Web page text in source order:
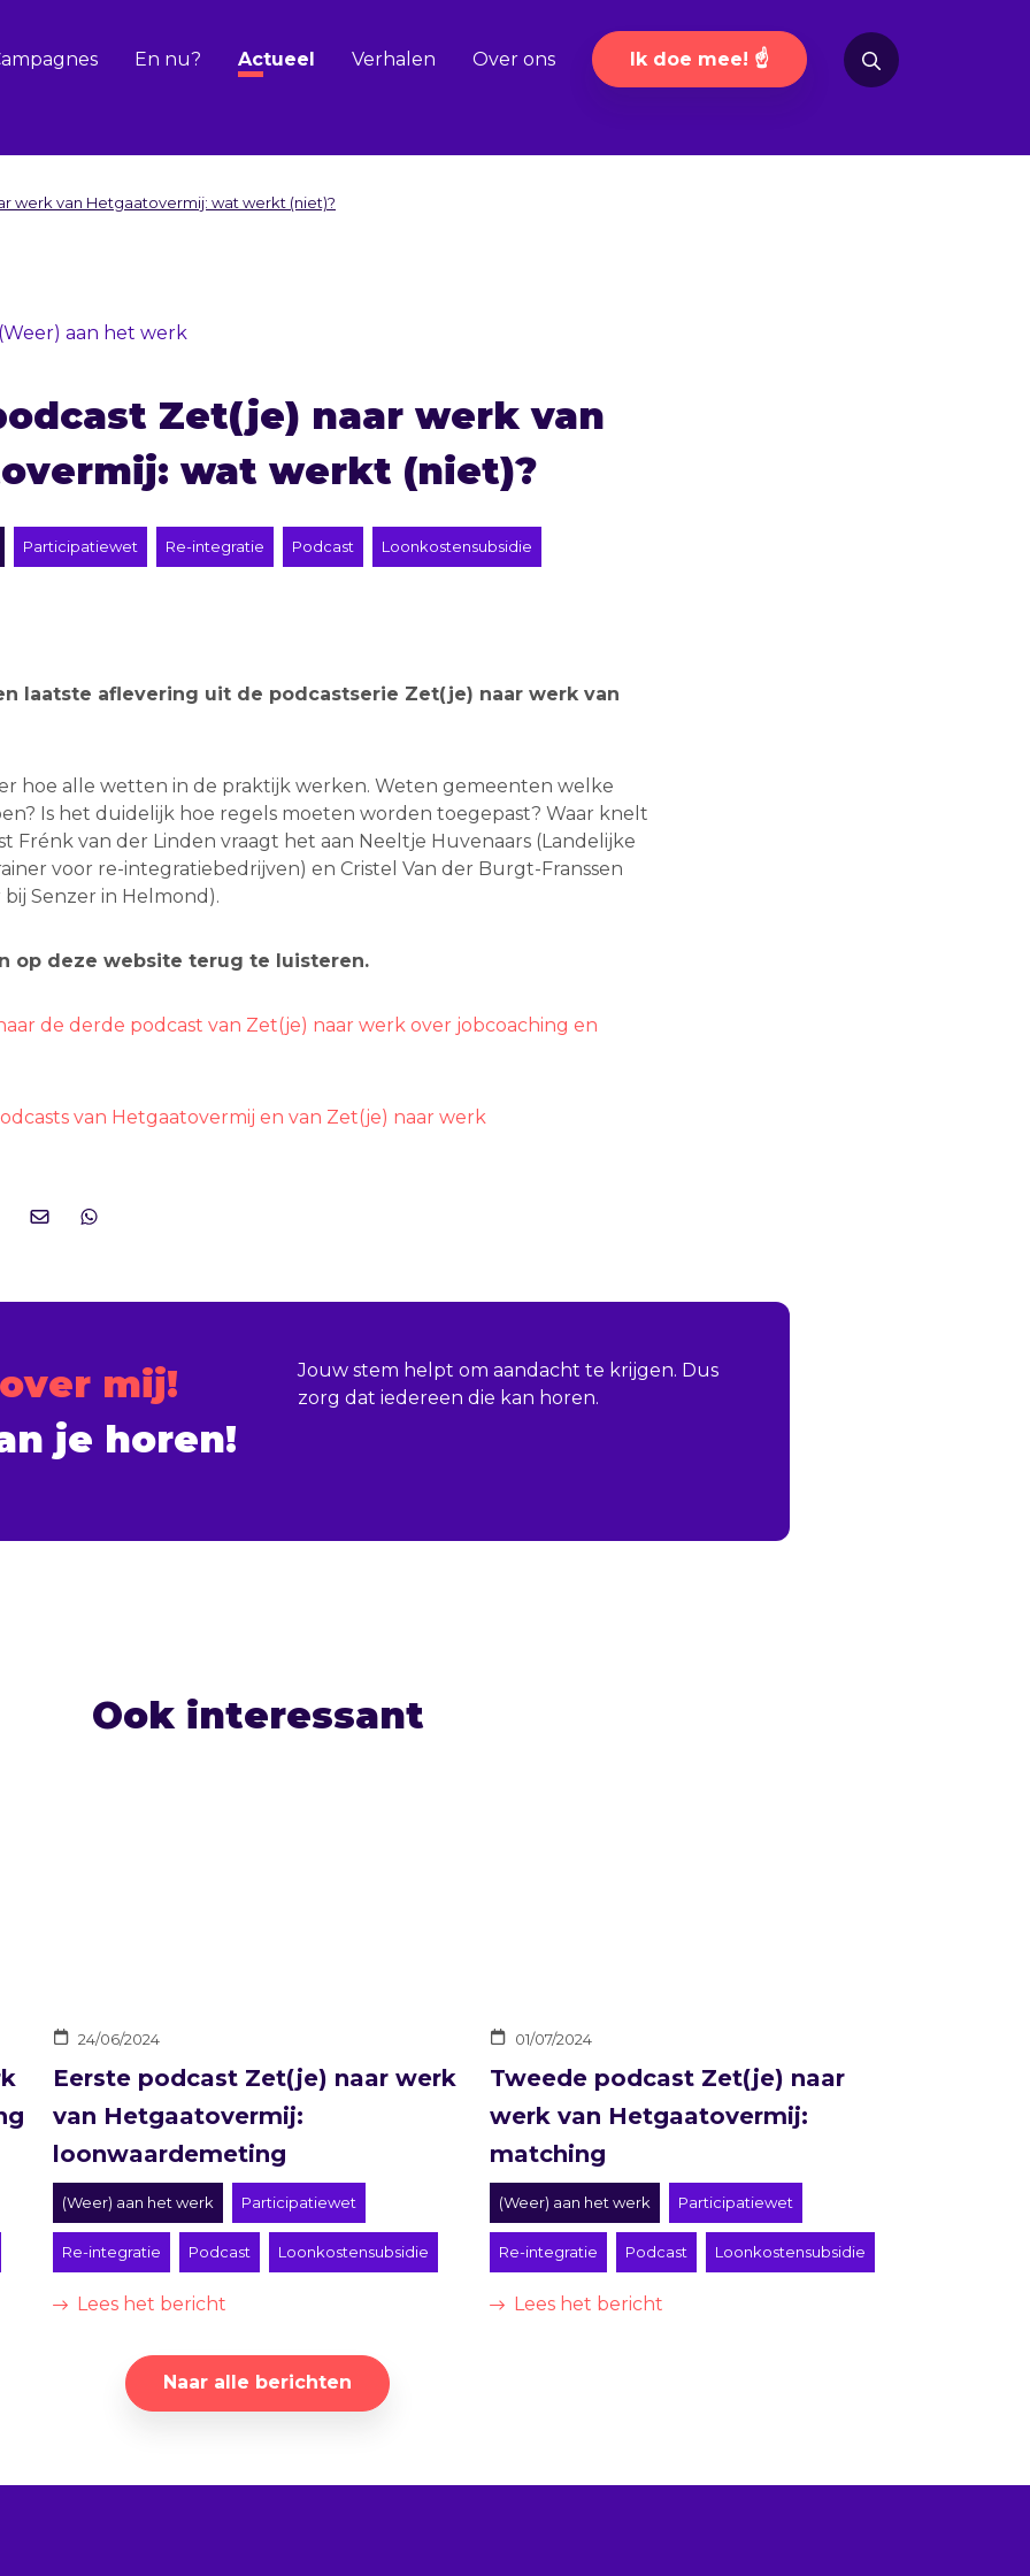
En nu? Actueel Verhalen Over ons Ik doe mee! ☝️
werk van Hetgaatovermij: wat werkt (niet)?
(Weer) aan het werk
Zet(je) naar werk van
wat werkt (niet)?
Participatiewet Re-integratie Podcast Loonkostensubsidie
laatste aflevering uit de podcastserie Zet(je) naar werk van
hoe alle wetten in de praktijk werken. Weten gemeenten welke
Is het duidelijk hoe regels moeten worden toegepast? Waar knelt
Frénk van der Linden vraagt het aan Neeltje Huvenaars (Landelijke
voor re-integratiebedrijven) en Cristel Van der Burgt-Franssen
Senzer in Helmond).
op deze website terug te luisteren.
naar de derde podcast van Zet(je) naar werk over jobcoaching en
van Hetgaatovermij en van Zet(je) naar werk
mij!
je horen!
Jouw stem helpt om aandacht te krijgen. Dus
zorg dat iedereen die kan horen.
Ook interessant
24/06/2024
Eerste podcast Zet(je) naar werk
van Hetgaatovermij:
loonwaardemeting
(Weer) aan het werk Participatiewet
Re-integratie Podcast Loonkostensubsidie
Lees het bericht
01/07/2024
Tweede podcast Zet(je) naar
werk van Hetgaatovermij:
matching
(Weer) aan het werk Participatiewet
Re-integratie Podcast Loonkostensubsidie
Lees het bericht
Naar alle berichten